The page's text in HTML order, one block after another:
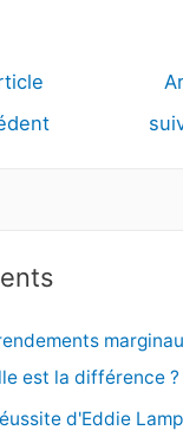
est la différence ?
d'Eddie